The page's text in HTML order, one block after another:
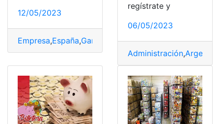
12/05/2023
Empresa,España,Ganancias,Registro,Repartidor
regístrate y
06/05/2023
Administración,